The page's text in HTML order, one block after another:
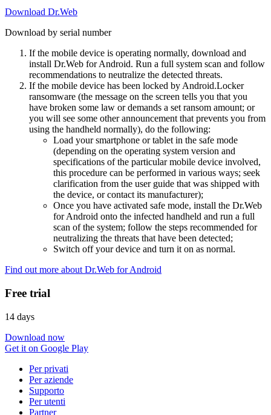
Download Dr.Web
Download by serial number
If the mobile device is operating normally, download and
install Dr.Web for Android. Run a full system scan and follow
recommendations to neutralize the detected threats.
If the mobile device has been locked by Android.Locker
ransomware (the message on the screen tells you that you
have broken some law or demands a set ransom amount; or
you will see some other announcement that prevents you from
using the handheld normally), do the following:
Load your smartphone or tablet in the safe mode
(depending on the operating system version and
specifications of the particular mobile device involved,
this procedure can be performed in various ways; seek
clarification from the user guide that was shipped with
the device, or contact its manufacturer);
Once you have activated safe mode, install the Dr.Web
for Android onto the infected handheld and run a full
scan of the system; follow the steps recommended for
neutralizing the threats that have been detected;
Switch off your device and turn it on as normal.
Find out more about Dr.Web for Android
Free trial
14 days
Download now
Get it on Google Play
Per privati
Per aziende
Supporto
Per utenti
Partner